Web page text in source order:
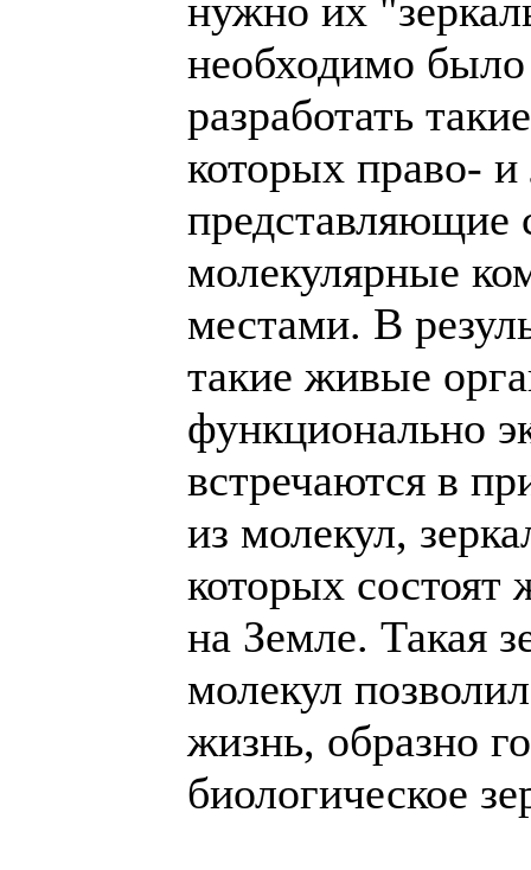
нужно их
необходимо
разработать
которых право-
представляющие
молекулярные
местами. В
такие живые
функционально
встречаются в
из молекул,
которых
на Земле. Такая
молекул
жизнь, образно
биологическое